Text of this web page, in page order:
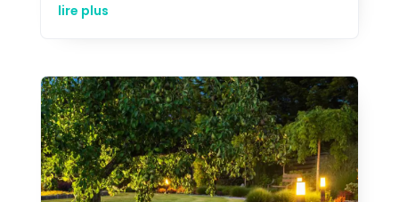
lire plus